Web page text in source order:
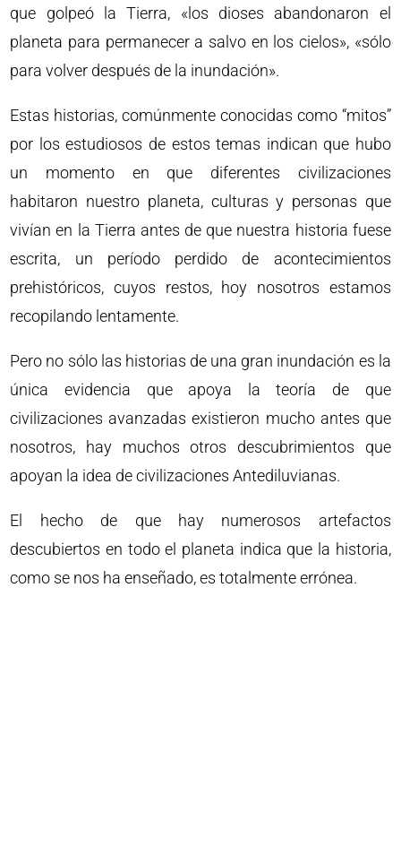
que golpeó la Tierra, «los dioses abandonaron el
planeta para permanecer a salvo en los cielos», «sólo
para volver después de la inundación».
Estas historias, comúnmente conocidas como “mitos”
por los estudiosos de estos temas indican que hubo
un momento en que diferentes civilizaciones
habitaron nuestro planeta, culturas y personas que
vivían en la Tierra antes de que nuestra historia fuese
escrita, un período perdido de acontecimientos
prehistóricos, cuyos restos, hoy nosotros estamos
recopilando lentamente.
Pero no sólo las historias de una gran inundación es la
única evidencia que apoya la teoría de que
civilizaciones avanzadas existieron mucho antes que
nosotros, hay muchos otros descubrimientos que
apoyan la idea de civilizaciones Antediluvianas.
El hecho de que hay numerosos artefactos
descubiertos en todo el planeta indica que la historia,
como se nos ha enseñado, es totalmente errónea.